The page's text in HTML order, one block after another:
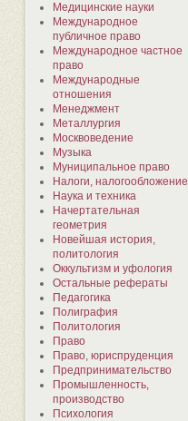
Медицинские науки
Международное
публичное право
Международное частное
право
Международные
отношения
Менеджмент
Металлургия
Москвоведение
Музыка
Муниципальное право
Налоги, налогообложение
Наука и техника
Начертательная
геометрия
Новейшая история,
политология
Оккультизм и уфология
Остальные рефераты
Педагогика
Полиграфия
Политология
Право
Право, юриспруденция
Предпринимательство
Промышленность,
производство
Психология